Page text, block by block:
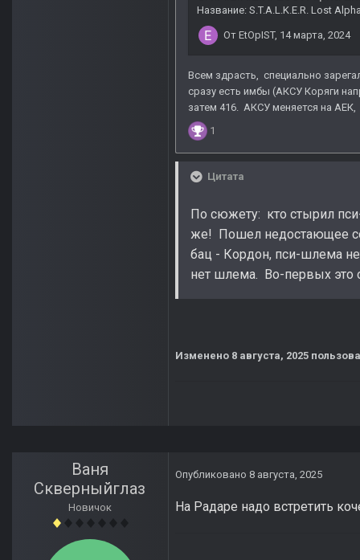
Цитата
По сюжету: кто стырил
же! Пошел недостающее
бац - Кордон, пси-шлема
нет шлема. Во-первых это
Изменено 8 августа, 2025
Ваня
Скверныйглаз
Новичок
Опубликовано 8 августа, 2025
На Радаре надо встретить